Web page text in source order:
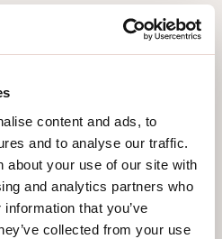
content and ads, to
and to analyse our traffic.
about your use of our site with
and analytics partners who
that you’ve
collected from your use
product